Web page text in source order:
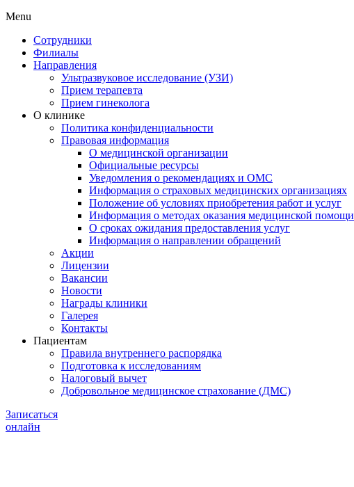
Menu
Сотрудники
Филиалы
Направления
Ультразвуковое исследование (УЗИ)
Прием терапевта
Прием гинеколога
О клинике
Политика конфиденциальности
Правовая информация
О медицинской организации
Официальные ресурсы
Уведомления о рекомендациях и ОМС
Информация о страховых медицинских организациях
Положение об условиях приобретения работ и услуг
Информация о методах оказания медицинской помощи
О сроках ожидания предоставления услуг
Информация о направлении обращений
Акции
Лицензии
Вакансии
Новости
Награды клиники
Галерея
Контакты
Пациентам
Правила внутреннего распорядка
Подготовка к исследованиям
Налоговый вычет
Добровольное медицинское страхование (ДМС)
Записаться
онлайн